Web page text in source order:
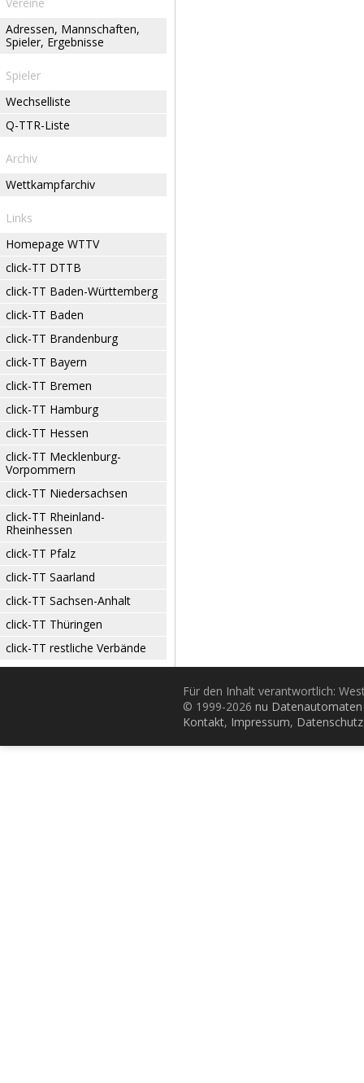
Adressen, Mannschaften,
Spieler, Ergebnisse
Spieler
Wechselliste
Q-TTR-Liste
Archiv
Wettkampfarchiv
Links
Homepage WTTV
click-TT DTTB
click-TT Baden-Württemberg
click-TT Baden
click-TT Brandenburg
click-TT Bayern
click-TT Bremen
click-TT Hamburg
click-TT Hessen
click-TT Mecklenburg-
Vorpommern
click-TT Niedersachsen
click-TT Rheinland-
Rheinhessen
click-TT Pfalz
click-TT Saarland
click-TT Sachsen-Anhalt
click-TT Thüringen
click-TT restliche Verbände
Für den Inhalt verantwortlich:
© 1999-2026 nu
Kontakt, Impressum, Datenschutz